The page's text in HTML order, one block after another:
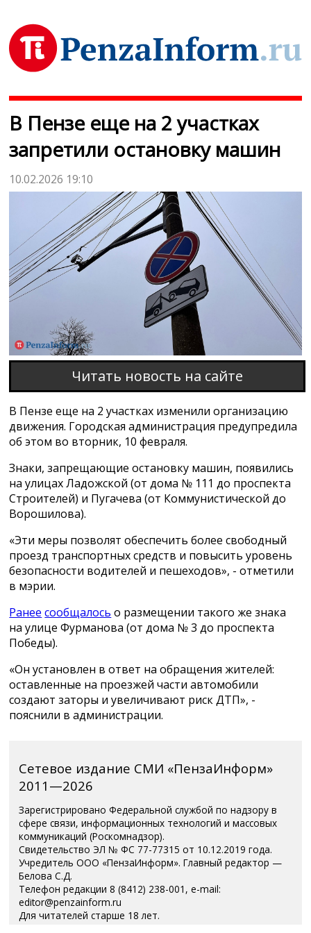
В Пензе еще на 2 участках
запретили остановку машин
10.02.2026 19:10
Читать новость на сайте
В Пензе еще на 2 участках изменили организацию
движения. Городская администрация предупредила
об этом во вторник, 10 февраля.
Знаки, запрещающие остановку машин, появились
на улицах Ладожской (от дома № 111 до проспекта
Строителей) и Пугачева (от Коммунистической до
Ворошилова).
«Эти меры позволят обеспечить более свободный
проезд транспортных средств и повысить уровень
безопасности водителей и пешеходов», - отметили
в мэрии.
Ранее сообщалось о размещении такого же знака
на улице Фурманова (от дома № 3 до проспекта
Победы).
«Он установлен в ответ на обращения жителей:
оставленные на проезжей части автомобили
создают заторы и увеличивают риск ДТП», -
пояснили в администрации.
Сетевое издание СМИ «ПензаИнформ»
2011—2026
Зарегистрировано Федеральной службой по надзору в
сфере связи, информационных технологий и массовых
коммуникаций (Роскомнадзор).
Свидетельство ЭЛ № ФС 77-77315 от 10.12.2019 года.
Учредитель ООО «ПензаИнформ». Главный редактор —
Белова С.Д.
Телефон редакции 8 (8412) 238-001, e-mail:
editor@penzainform.ru
Для читателей старше 18 лет.